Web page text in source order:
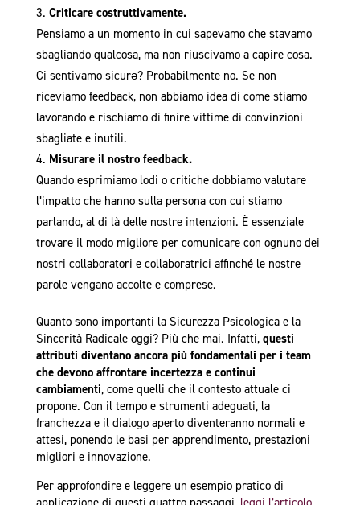
Criticare costruttivamente.
Pensiamo a un momento in cui sapevamo che stavamo
sbagliando qualcosa, ma non riuscivamo a capire cosa.
Ci sentivamo sicurǝ? Probabilmente no. Se non
riceviamo feedback, non abbiamo idea di come stiamo
lavorando e rischiamo di finire vittime di convinzioni
sbagliate e inutili.
Misurare il nostro feedback.
Quando esprimiamo lodi o critiche dobbiamo valutare
l’impatto che hanno sulla persona con cui stiamo
parlando, al di là delle nostre intenzioni. È essenziale
trovare il modo migliore per comunicare con ognuno dei
nostri collaboratori e collaboratrici affinché le nostre
parole vengano accolte e comprese.
Quanto sono importanti la Sicurezza Psicologica e la
Sincerità Radicale oggi? Più che mai. Infatti, questi
attributi diventano ancora più fondamentali per i team
che devono affrontare incertezza e continui
cambiamenti, come quelli che il contesto attuale ci
propone. Con il tempo e strumenti adeguati, la
franchezza e il dialogo aperto diventeranno normali e
attesi, ponendo le basi per apprendimento, prestazioni
migliori e innovazione.
Per approfondire e leggere un esempio pratico di